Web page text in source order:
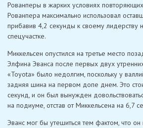
Рованперы в жарких условиях
Рованпера максимально использовал
прибавив 4,2 секунды к своему лидерству
спецучастке.
Миккельсен опустился на третье место
Элфина Эванса после первых двух
«Toyota» было недолгим, поскольку у
задняя шина на первом допе днем. Это
секунд, и он был вынужден
на подиуме, отстав от Миккельсена на 6,7
Эванс мог бы утешиться тем фактом, что